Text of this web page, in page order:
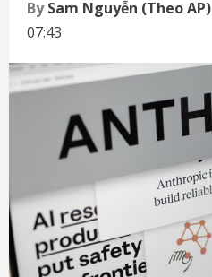
BySam Nguyễn (Theo AP)
07:43